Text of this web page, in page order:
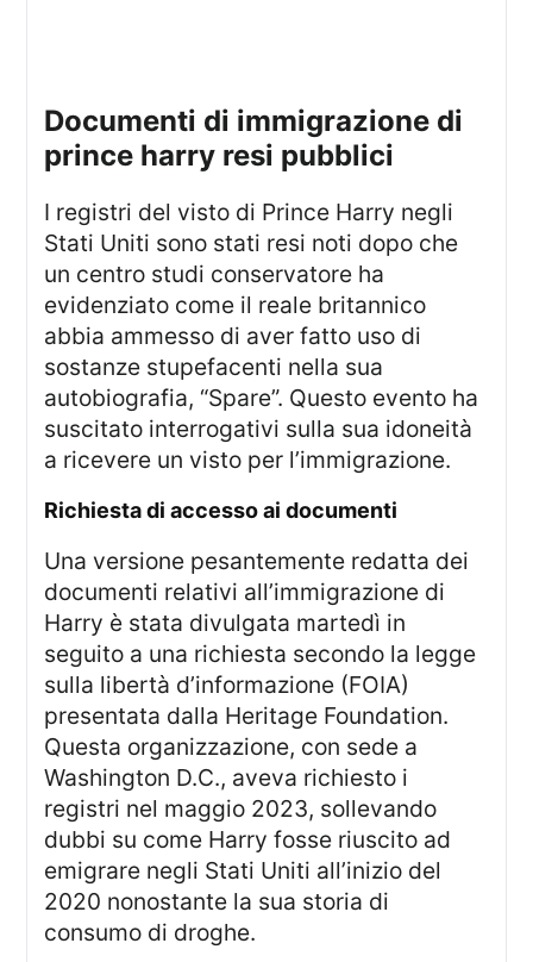
documenti di immigrazione di
prince harry resi pubblici
I registri del visto di Prince Harry negli
Stati Uniti sono stati resi noti dopo che
un centro studi conservatore ha
evidenziato come il reale britannico
abbia ammesso di aver fatto uso di
sostanze stupefacenti nella sua
autobiografia, “Spare”. Questo evento ha
suscitato interrogativi sulla sua idoneità
a ricevere un visto per l’immigrazione.
richiesta di accesso ai documenti
Una versione pesantemente redatta dei
documenti relativi all’immigrazione di
Harry è stata divulgata martedì in
seguito a una richiesta secondo la legge
sulla libertà d’informazione (FOIA)
presentata dalla Heritage Foundation.
Questa organizzazione, con sede a
Washington D.C., aveva richiesto i
registri nel maggio 2023, sollevando
dubbi su come Harry fosse riuscito ad
emigrare negli Stati Uniti all’inizio del
2020 nonostante la sua storia di
consumo di droghe.